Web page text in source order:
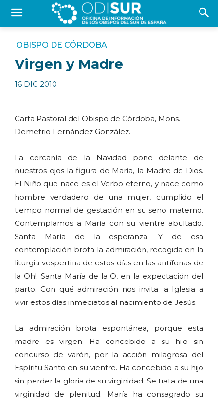
OBISPO DE CÓRDOBA
Virgen y Madre
16 DIC 2010
Carta Pastoral del Obispo de Córdoba, Mons.
Demetrio Fernández González.
La cercanía de la Navidad pone delante de
nuestros ojos la figura de María, la Madre de Dios.
El Niño que nace es el Verbo eterno, y nace como
hombre verdadero de una mujer, cumplido el
tiempo normal de gestación en su seno materno.
Contemplamos a María con su vientre abultado.
Santa María de la esperanza. Y de esa
contemplación brota la admiración, recogida en la
liturgia vespertina de estos días en las antífonas de
la Oh!. Santa María de la O, en la expectación del
parto. Con qué admiración nos invita la Iglesia a
vivir estos días inmediatos al nacimiento de Jesús.
La admiración brota espontánea, porque esta
madre es virgen. Ha concebido a su hijo sin
concurso de varón, por la acción milagrosa del
Espíritu Santo en su vientre. Ha concebido a su hijo
sin perder la gloria de su virginidad. Se trata de una
virginidad de plenitud. María ha consagrado su